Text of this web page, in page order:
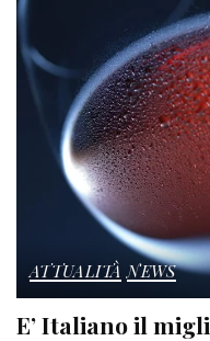
ATTUALITÀ NEWS
E’ Italiano il